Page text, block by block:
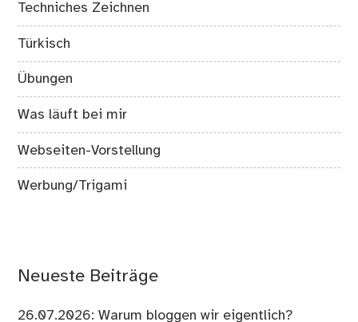
Techniches Zeichnen
Türkisch
Übungen
Was läuft bei mir
Webseiten-Vorstellung
Werbung/Trigami
Neueste Beiträge
26.07.2026: Warum bloggen wir eigentlich?